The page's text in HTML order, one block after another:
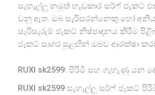
සැහැල්ලු නමුත් හැඩකාර සර්ෆ් ජැකට්
වනු ඇත. ඔබ සැරිසරන්නෙකු හෝ
සැරිසැරුම් ජැකට් නිෂ්පාදනය කිරීම
ජැකට් සාගර සුළඟින් ඔබව ආරක්ෂා
RUXI sk2599: පිරිමි සහ ගැහැණු යන
RUXI sk2599 සැහැල්ලු සර්ෆ්